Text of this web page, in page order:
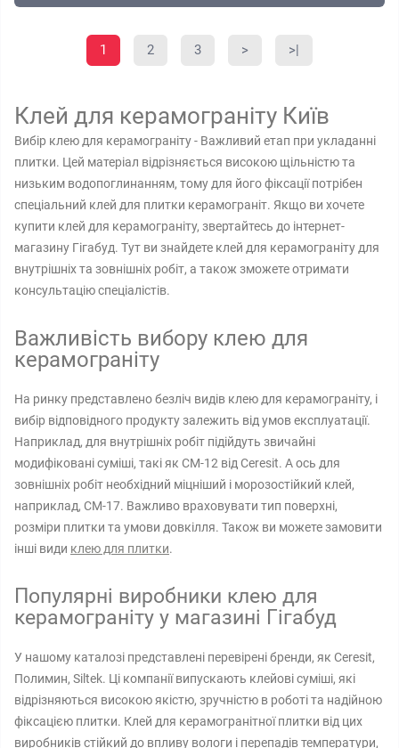
1 2 3 > >|
Клей для керамограніту Київ
Вибір клею для керамограніту - Важливий етап при укладанні
плитки. Цей матеріал відрізняється високою щільністю та
низьким водопоглинанням, тому для його фіксації потрібен
спеціальний клей для плитки керамограніт. Якщо ви хочете
купити клей для керамограніту, звертайтесь до інтернет-
магазину Гігабуд. Тут ви знайдете клей для керамограніту для
внутрішніх та зовнішніх робіт, а також зможете отримати
консультацію спеціалістів.
Важливість вибору клею для
керамограніту
На ринку представлено безліч видів клею для керамограніту, і
вибір відповідного продукту залежить від умов експлуатації.
Наприклад, для внутрішніх робіт підійдуть звичайні
модифіковані суміші, такі як CM-12 від Ceresit. А ось для
зовнішніх робіт необхідний міцніший і морозостійкий клей,
наприклад, CM-17. Важливо враховувати тип поверхні,
розміри плитки та умови довкілля. Також ви можете замовити
інші види клею для плитки.
Популярні виробники клею для
керамограніту у магазині Гігабуд
У нашому каталозі представлені перевірені бренди, як Ceresit,
Полимин, Siltek. Ці компанії випускають клейові суміші, які
відрізняються високою якістю, зручністю в роботі та надійною
фіксацією плитки. Клей для керамогранітної плитки від цих
виробників стійкий до впливу вологи і перепадів температури,